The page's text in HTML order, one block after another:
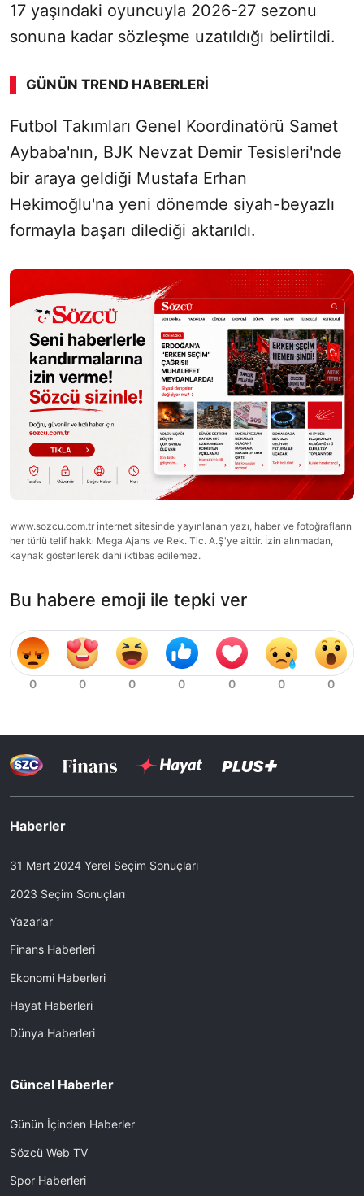
17 yaşındaki oyuncuyla 2026-27 sezonu
sonuna kadar sözleşme uzatıldığı belirtildi.
GÜNÜN TREND HABERLERI
Futbol Takımları Genel Koordinatörü Samet
Aybaba'nın, BJK Nevzat Demir Tesisleri'nde
bir araya geldiği Mustafa Erhan
Hekimoğlu'na yeni dönemde siyah-beyazlı
formayla başarı dilediği aktarıldı.
www.sozcu.com.tr internet sitesinde yayınlanan yazı, haber ve fotoğrafların
her türlü telif hakkı Mega Ajans ve Rek. Tic. A.Ş'ye aittir. İzin alınmadan,
kaynak gösterilerek dahi iktibas edilemez.
Bu habere emoji ile tepki ver
Haberler
31 Mart 2024 Yerel Seçim Sonuçları
2023 Seçim Sonuçları
Yazarlar
Finans Haberleri
Ekonomi Haberleri
Hayat Haberleri
Dünya Haberleri
Güncel Haberler
Günün İçinden Haberler
Sözcü Web TV
Spor Haberleri